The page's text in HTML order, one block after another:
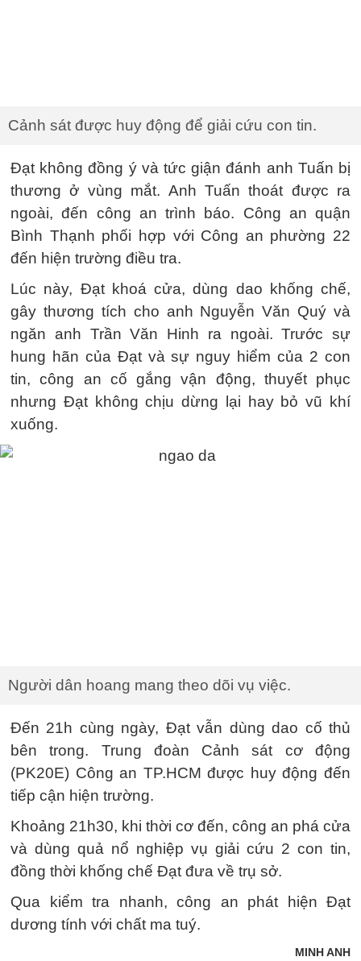
Cảnh sát được huy động để giải cứu con tin.
Đạt không đồng ý và tức giận đánh anh Tuấn bị
thương ở vùng mắt. Anh Tuấn thoát được ra
ngoài, đến công an trình báo. Công an quận
Bình Thạnh phối hợp với Công an phường 22
đến hiện trường điều tra.
Lúc này, Đạt khoá cửa, dùng dao khống chế,
gây thương tích cho anh Nguyễn Văn Quý và
ngăn anh Trần Văn Hinh ra ngoài. Trước sự
hung hãn của Đạt và sự nguy hiểm của 2 con
tin, công an cố gắng vận động, thuyết phục
nhưng Đạt không chịu dừng lại hay bỏ vũ khí
xuống.
Người dân hoang mang theo dõi vụ việc.
Đến 21h cùng ngày, Đạt vẫn dùng dao cố thủ
bên trong. Trung đoàn Cảnh sát cơ động
(PK20E) Công an TP.HCM được huy động đến
tiếp cận hiện trường.
Khoảng 21h30, khi thời cơ đến, công an phá cửa
và dùng quả nổ nghiệp vụ giải cứu 2 con tin,
đồng thời khống chế Đạt đưa về trụ sở.
Qua kiểm tra nhanh, công an phát hiện Đạt
dương tính với chất ma tuý.
MINH ANH